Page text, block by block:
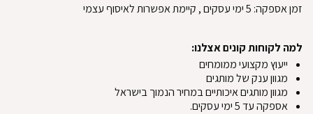
זמן אספקה: 5ימי עסקים, קיימת אפשרות לאיסוף עצמי
למה לקוחות קונים אצלנו:
ייעוץ מקצועי ממומחים
מגוון ענק של מותגים
מגוון מותגים איכותיים במחיר הנמוך בישראל
אספקה עד 5 ימי עסקים.